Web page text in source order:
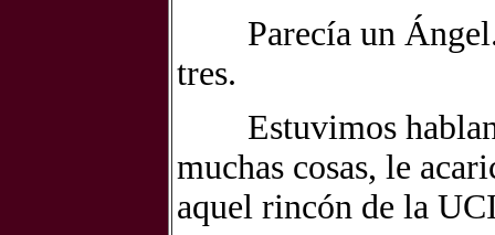
Parecía un Ángel.
tres.
Estuvimos
muchas cosas, le
aquel rincón de la